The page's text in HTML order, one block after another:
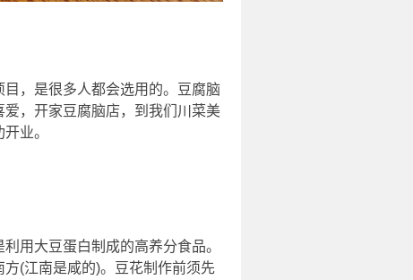
，是很多人都会选用的。豆腐脑
，开家豆腐脑店，到我们川菜美
业。
用大豆蛋白制成的高养分食品。
(江南是咸的)。豆花制作前须先